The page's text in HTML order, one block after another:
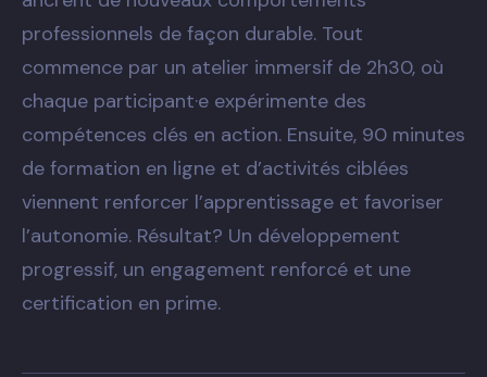
professionnels de façon durable. Tout
commence par un atelier immersif de 2h30, où
chaque participant·e expérimente des
compétences clés en action. Ensuite, 90 minutes
de formation en ligne et d’activités ciblées
viennent renforcer l’apprentissage et favoriser
l’autonomie. Résultat? Un développement
progressif, un engagement renforcé et une
certification en prime.